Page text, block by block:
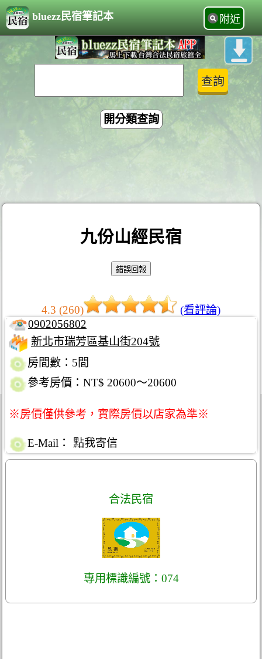
bluezz民宿筆記本 附近
開分類查詢
九份山經民宿
4.3 (260)
(看評論)
0902056802
新北市瑞芳區基山街204號
房間數：5間
參考房價：NT$ 20600～20600
※房價僅供參考，實際房價以店家為準※
E-Mail： 點我寄信
合法民宿
專用標識編號：074